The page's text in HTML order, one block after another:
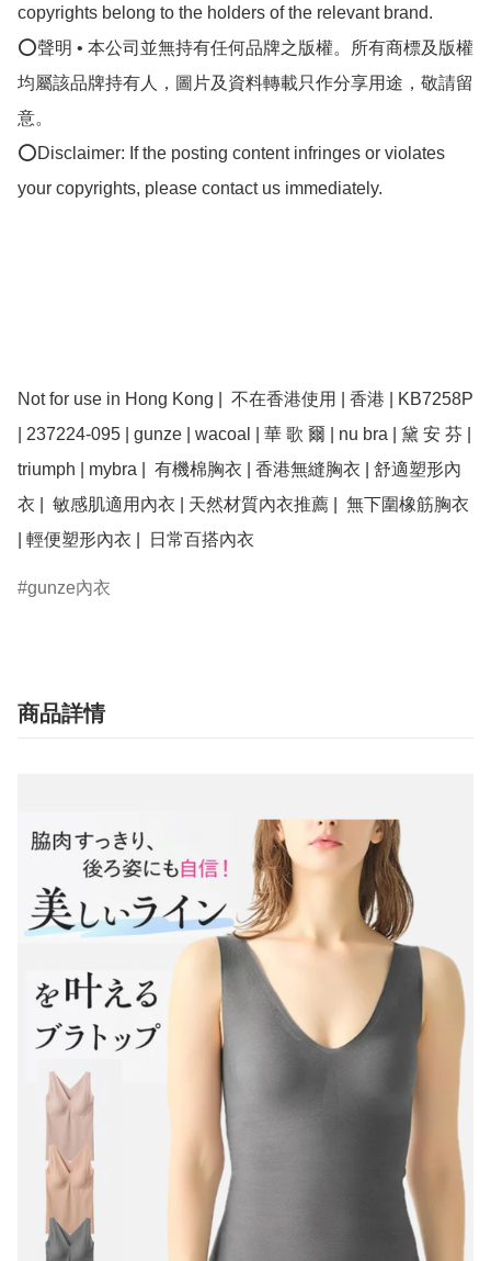
copyrights belong to the holders of the relevant brand.
⭕聲明 • 本公司並無持有任何品牌之版權。所有商標及版權
均屬該品牌持有人，圖片及資料轉載只作分享用途，敬請留
意。
⭕Disclaimer: If the posting content infringes or violates
your copyrights, please contact us immediately.
Not for use in Hong Kong |  不在香港使用 | 香港 | ﻿KB7258P
| 237224-095 | gunze | wacoal | 華 歌 爾 | nu bra | 黛 安 芬 |
triumph | mybra |  有機棉胸衣 | 香港無縫胸衣 | 舒適塑形內
衣 |  敏感肌適用內衣 | 天然材質內衣推薦 |  無下圍橡筋胸衣
| 輕便塑形內衣 |  日常百搭內衣
gunze內衣
商品詳情